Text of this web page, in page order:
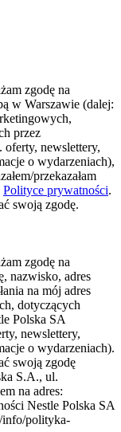
zgodę na
w Warszawie (dalej:
przez
newslettery,
o wydarzeniach),
przekazałam
Polityce prywatności.
swoją zgodę.
zgodę na
nazwisko, adres
na mój adres
dotyczących
Polska SA
newslettery,
o wydarzeniach).
swoją zgodę
S.A., ul.
na adres:
Nestle Polska SA
info/polityka-